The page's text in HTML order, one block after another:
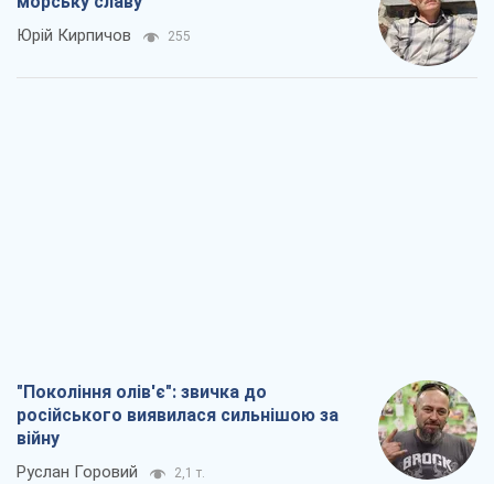
Юрій Кирпичов 255
"Покоління олів'є": звичка до
російського виявилася сильнішою за
війну
Руслан Горовий 2,1 т.